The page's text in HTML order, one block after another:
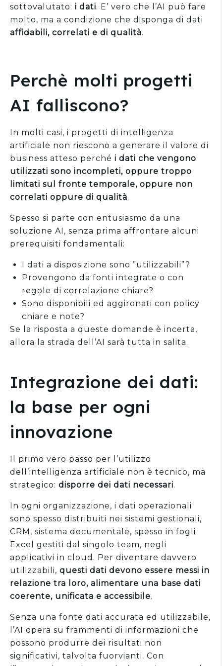
sottovalutato: i dati. E’ vero che l’AI può fare
molto, ma a condizione che disponga di dati
affidabili, correlati e di qualità.
Perchè molti progetti
AI falliscono?
In molti casi, i progetti di intelligenza
artificiale non riescono a generare il valore di
business atteso perché i dati che vengono
utilizzati sono incompleti, oppure troppo
limitati sul fronte temporale, oppure non
correlati oppure di qualità.
Spesso si parte con entusiasmo da una
soluzione AI, senza prima affrontare alcuni
prerequisiti fondamentali:
I dati a disposizione sono ”utilizzabili”?
Provengono da fonti integrate o con
regole di correlazione chiare?
Sono disponibili ed aggironati con policy
chiare e note?
Se la risposta a queste domande è incerta,
allora la strada dell’AI sarà tutta in salita.
Integrazione dei dati:
la base per ogni
innovazione
Il primo vero passo per l’utilizzo
dell’intelligenza artificiale non è tecnico, ma
strategico: disporre dei dati necessari.
In ogni organizzazione, i dati operazionali
sono spesso distribuiti nei sistemi gestionali,
CRM, sistema documentale, spesso in fogli
Excel gestiti dal singolo team, negli
applicativi in cloud. Per diventare davvero
utilizzabili, questi dati devono essere messi in
relazione tra loro, alimentare una base dati
coerente, unificata e accessibile.
Senza una fonte dati accurata ed utilizzabile,
l’AI opera su frammenti di informazioni che
possono produrre dei risultati non
significativi, talvolta fuorvianti. Con